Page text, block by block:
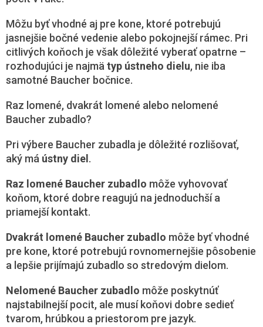
Môžu byť vhodné aj pre kone, ktoré potrebujú
jasnejšie bočné vedenie alebo pokojnejší rámec. Pri
citlivých koňoch je však dôležité vyberať opatrne –
rozhodujúci je najmä typ ústneho dielu, nie iba
samotné Baucher bočnice.
Raz lomené, dvakrát lomené alebo nelomené
Baucher zubadlo?
Pri výbere Baucher zubadla je dôležité rozlišovať,
aký má ústny diel .
Raz lomené Baucher zubadlo môže vyhovovať
koňom, ktoré dobre reagujú na jednoduchší a
priamejší kontakt.
Dvakrát lomené Baucher zubadlo môže byť vhodné
pre kone, ktoré potrebujú rovnomernejšie pôsobenie
a lepšie prijímajú zubadlo so stredovým dielom.
Nelomené Baucher zubadlo môže poskytnúť
najstabilnejší pocit, ale musí koňovi dobre sedieť
tvarom, hrúbkou a priestorom pre jazyk.